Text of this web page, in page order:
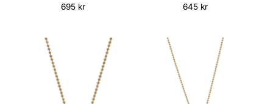
Normalpris
695 kr
Normalpris
645 kr